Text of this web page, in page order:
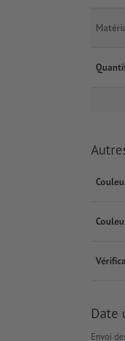
Date
Envoi